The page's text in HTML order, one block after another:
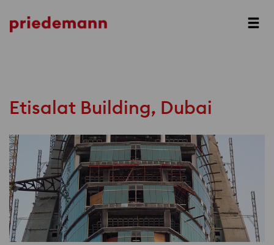
Prev
Etisalat Building, Dubai